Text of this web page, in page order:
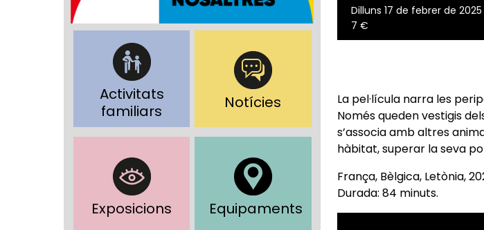
Activitats
familiars
Notícies
Exposicions Equipaments
Dilluns 17 de febrer de
7 €
La pel·lícula narra les
Només queden vestigis
s’associa amb altres
hàbitat, superar la seva
França, Bèlgica, Letònia,
Durada: 84 minuts.